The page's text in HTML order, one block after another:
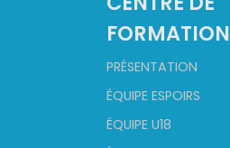
FORMATION
PRÉSENTATION
ÉQUIPE ESPOIRS
ÉQUIPE U18